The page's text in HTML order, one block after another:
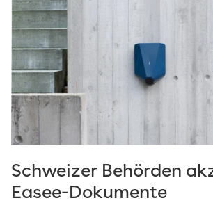
Fallstudie
Konformität
Nachrichten
Sicherheit
Technologie
Tipps
Schweizer Behörden
Easee-Dokumente